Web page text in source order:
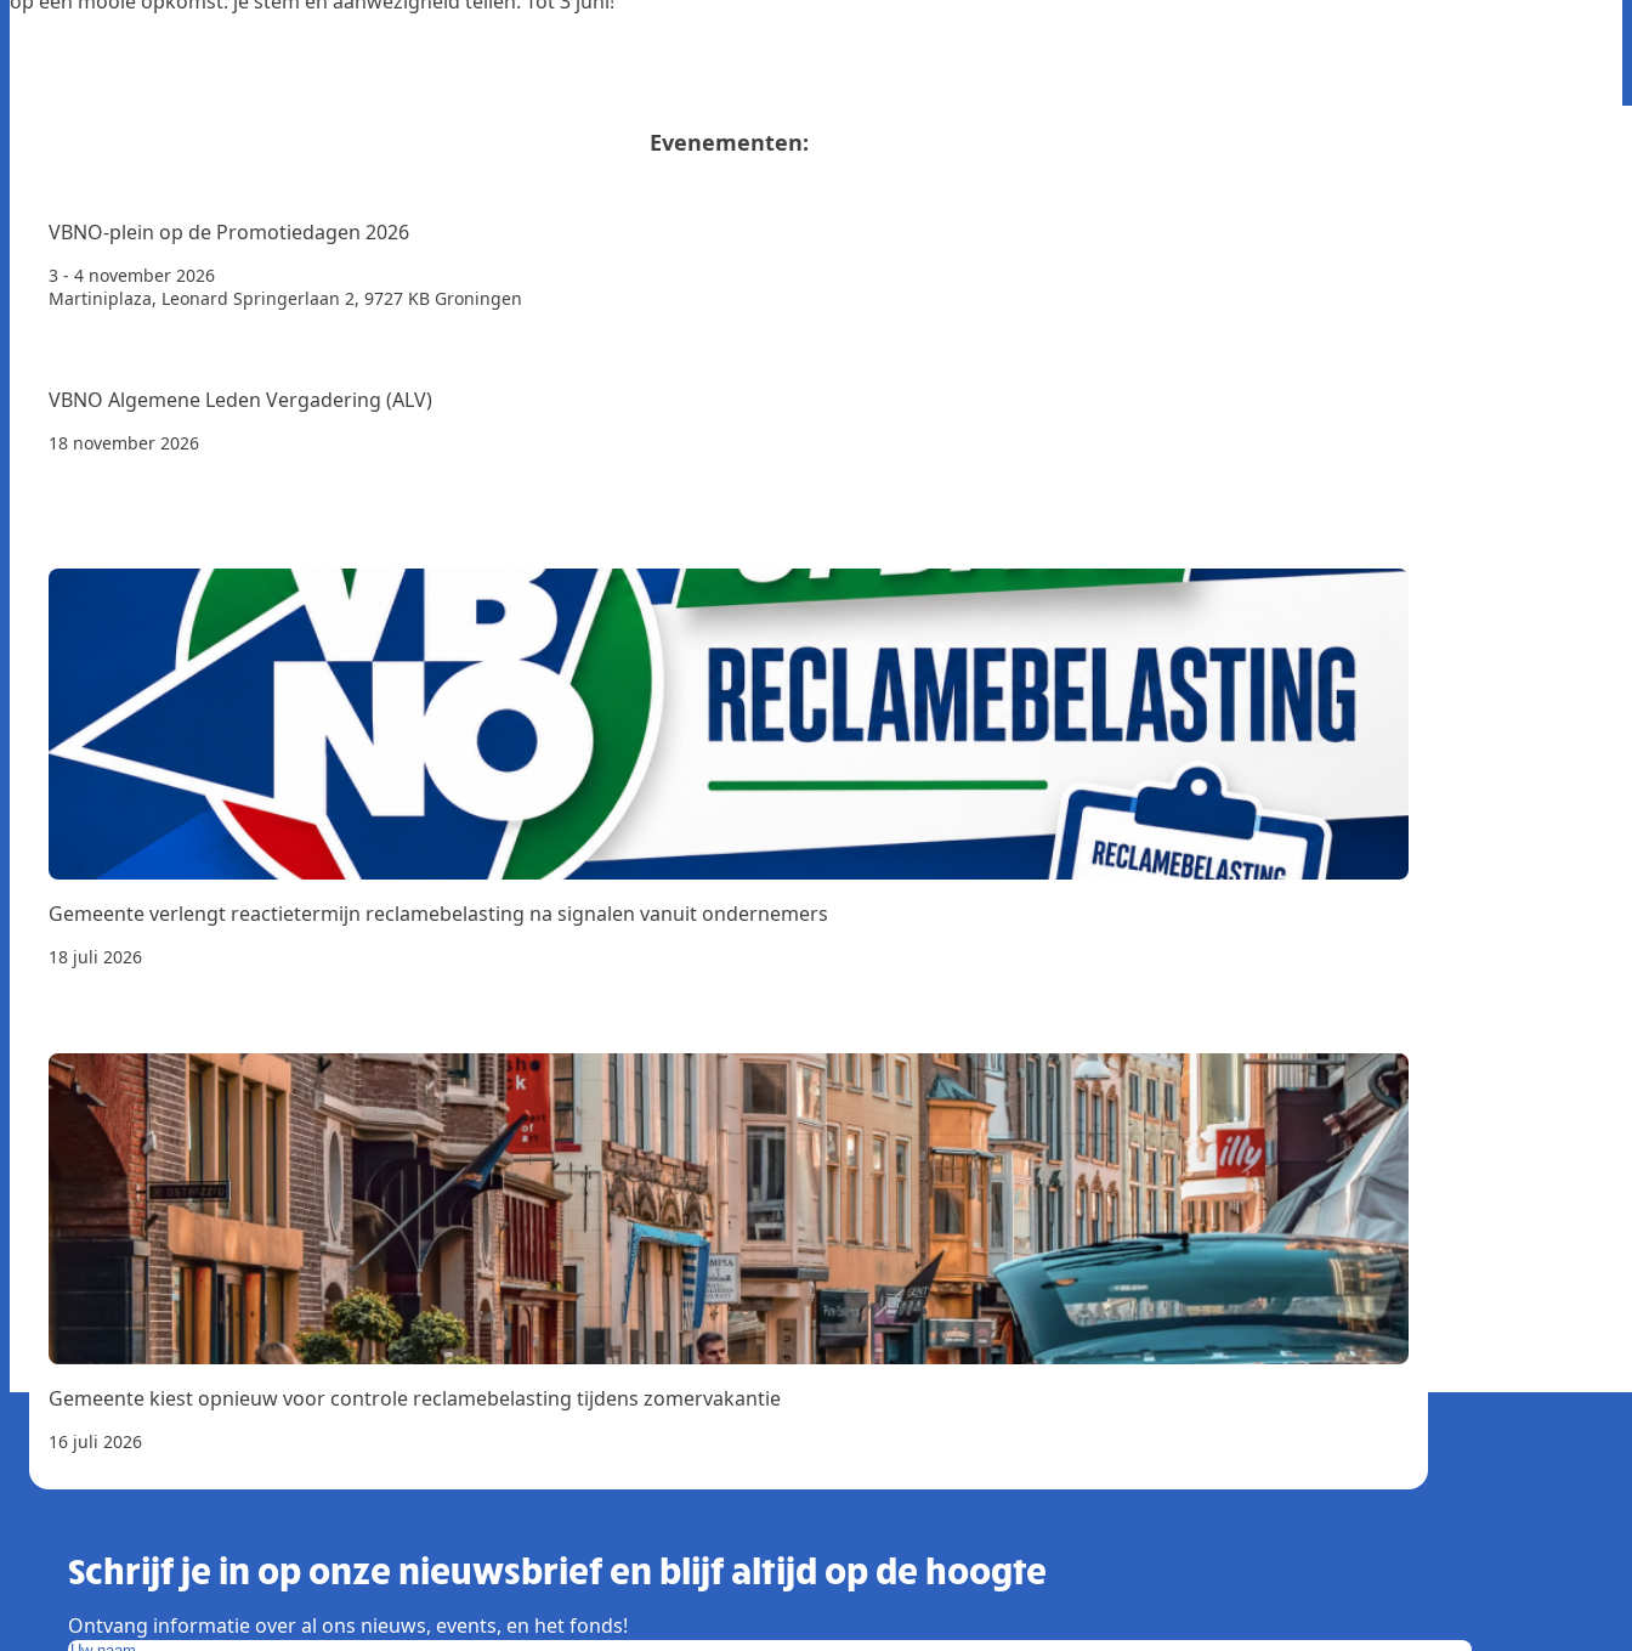
Evenementen:
VBNO-plein op de Promotiedagen 2026
3 - 4 november 2026
Martiniplaza, Leonard Springerlaan 2, 9727 KB Groningen
VBNO Algemene Leden Vergadering (ALV)
18 november 2026
Gemeente verlengt reactietermijn reclamebelasting na signalen vanuit ondernemers
18 juli 2026
Gemeente kiest opnieuw voor controle reclamebelasting tijdens zomervakantie
16 juli 2026
Schrijf je in op onze nieuwsbrief en blijf altijd op de hoogte
Ontvang informatie over al ons nieuws, events, en het fonds!